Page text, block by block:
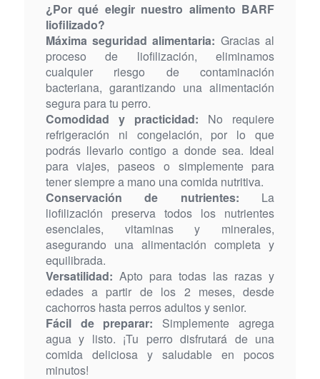
¿Por qué elegir nuestro alimento BARF
liofilizado?
Máxima seguridad alimentaria: Gracias al
proceso de liofilización, eliminamos
cualquier riesgo de contaminación
bacteriana, garantizando una alimentación
segura para tu perro.
Comodidad y practicidad: No requiere
refrigeración ni congelación, por lo que
podrás llevarlo contigo a donde sea. Ideal
para viajes, paseos o simplemente para
tener siempre a mano una comida nutritiva.
Conservación de nutrientes: La
liofilización preserva todos los nutrientes
esenciales, vitaminas y minerales,
asegurando una alimentación completa y
equilibrada.
Versatilidad: Apto para todas las razas y
edades a partir de los 2 meses, desde
cachorros hasta perros adultos y senior.
Fácil de preparar: Simplemente agrega
agua y listo. ¡Tu perro disfrutará de una
comida deliciosa y saludable en pocos
minutos!